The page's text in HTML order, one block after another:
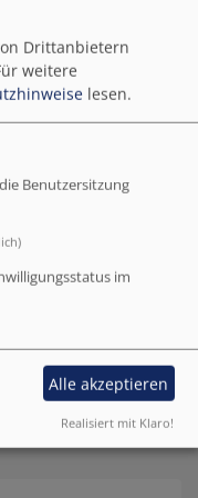
bei der
1.495
weitere 11
| Greiendorf |
| Sterpersdorf
Drittanbietern
weitere
lesen.
Benutzersitzung
im
Alle akzeptieren
Realisiert mit Klaro!